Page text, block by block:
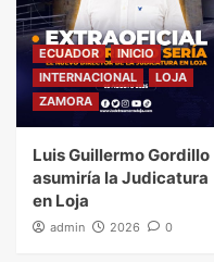
ECUADOR
INICIO
INTERNACIONAL
LOJA
ZAMORA
Luis Guillermo Gordillo
asumiría la Judicatura
en Loja
admin 2026 0